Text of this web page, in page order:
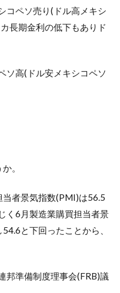
コペソ売り(ドル高メキシ
長期金利の低下もありド
ソ高(ドル安メキシコペソ
。
者景気指数(PMI)は56.5
く6月製造業購買担当者景
と下回ったことから、
邦準備制度理事会(FRB)議